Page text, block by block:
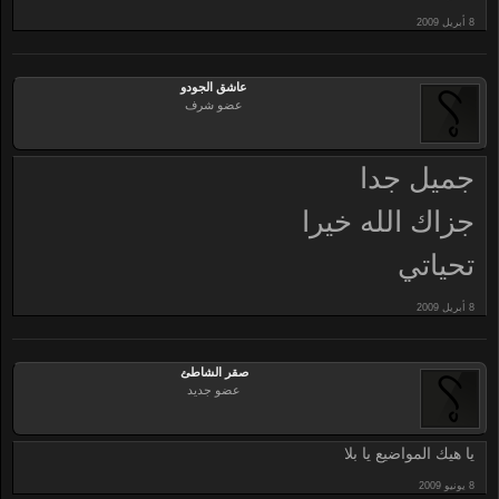
عاشق الجودو
عضو شرف
جميل جدا
جزاك الله خيرا
تحياتي
صقر الشاطئ
عضو جديد
يا هيك المواضيع يا بلا